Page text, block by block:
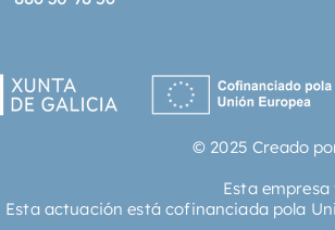
© 2025 Creado
Esta
Esta actuación está cofinanciada pola